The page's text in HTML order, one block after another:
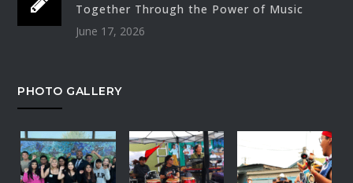
Together Through the Power of Music
June 17, 2026
PHOTO GALLERY